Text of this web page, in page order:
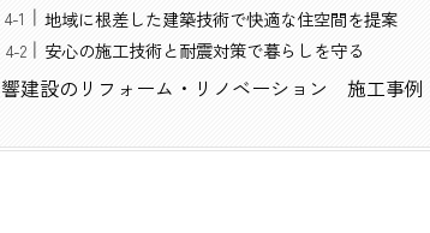
地域に根差した建築技術で快適な住空間を提案
安心の施工技術と耐震対策で暮らしを守る
響建設のリフォーム・リノベーション 施工事例